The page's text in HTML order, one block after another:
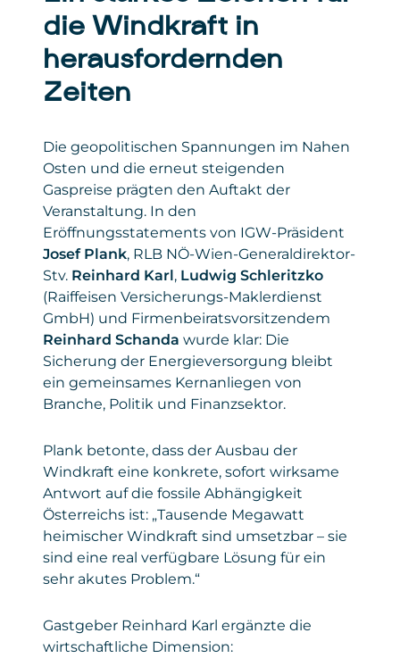
die Windkraft in
herausfordernden
Zeiten
Die geopolitischen Spannungen im Nahen
Osten und die erneut steigenden
Gaspreise prägten den Auftakt der
Veranstaltung. In den
Eröffnungsstatements von IGW-Präsident
Josef Plank, RLB NÖ-Wien-Generaldirektor-
Stv. Reinhard Karl, Ludwig Schleritzko
(Raiffeisen Versicherungs-Maklerdienst
GmbH) und Firmenbeiratsvorsitzendem
Reinhard Schanda wurde klar: Die
Sicherung der Energieversorgung bleibt
ein gemeinsames Kernanliegen von
Branche, Politik und Finanzsektor.
Plank betonte, dass der Ausbau der
Windkraft eine konkrete, sofort wirksame
Antwort auf die fossile Abhängigkeit
Österreichs ist: „Tausende Megawatt
heimischer Windkraft sind umsetzbar – sie
sind eine real verfügbare Lösung für ein
sehr akutes Problem.“
Gastgeber Reinhard Karl ergänzte die
wirtschaftliche Dimension: